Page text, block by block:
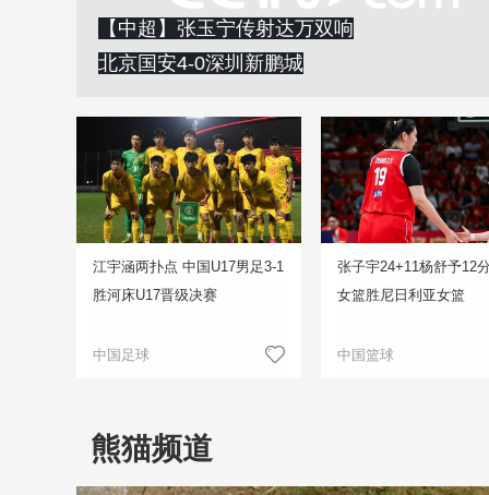
【中超】张玉宁传射达万双响
北京国安4-0深圳新鹏城
江宇涵两扑点 中国U17男足3-1
胜河床U17晋级决赛
中国足球
张子宇24+11杨舒予12
女篮胜尼日利亚女篮
中国篮球
熊猫频道